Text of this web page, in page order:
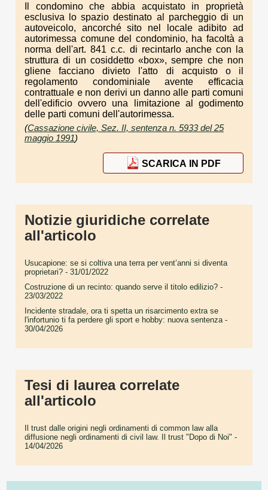
Il condomino che abbia acquistato in proprietà
esclusiva lo spazio destinato al parcheggio di un
autoveicolo, ancorché sito nel locale adibito ad
autorimessa comune del condominio, ha facoltà a
norma dell'art. 841 c.c. di recintarlo anche con la
struttura di un cosiddetto «box», sempre che non
gliene facciano divieto l'atto di acquisto o il
regolamento condominiale avente efficacia
contrattuale e non derivi un danno alle parti comuni
dell'edificio ovvero una limitazione al godimento
delle parti comuni dell'autorimessa.
(Cassazione civile, Sez. II, sentenza n. 5933 del 25
maggio 1991)
SCARICA IN PDF
Notizie giuridiche correlate
all'articolo
Usucapione: se si coltiva una terra per vent’anni si diventa
proprietari? - 31/01/2022
Costruzione di un recinto: quando serve il titolo edilizio? -
23/03/2022
Incidente stradale, ora ti spetta un risarcimento extra se
l'infortunio ti fa perdere gli sport e hobby: nuova sentenza -
30/04/2026
Tesi di laurea correlate
all'articolo
Il trust dalle origini negli ordinamenti di common law alla
diffusione negli ordinamenti di civil law. Il trust "Dopo di Noi" -
14/04/2026